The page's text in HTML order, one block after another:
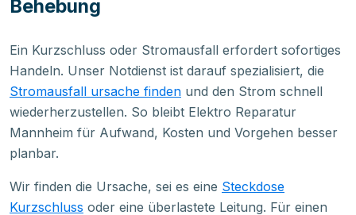
Behebung
Ein Kurzschluss oder Stromausfall erfordert sofortiges
Handeln. Unser Notdienst ist darauf spezialisiert, die
Stromausfall ursache finden und den Strom schnell
wiederherzustellen. So bleibt Elektro Reparatur
Mannheim für Aufwand, Kosten und Vorgehen besser
planbar.
Wir finden die Ursache, sei es eine Steckdose
Kurzschluss oder eine überlastete Leitung. Für einen